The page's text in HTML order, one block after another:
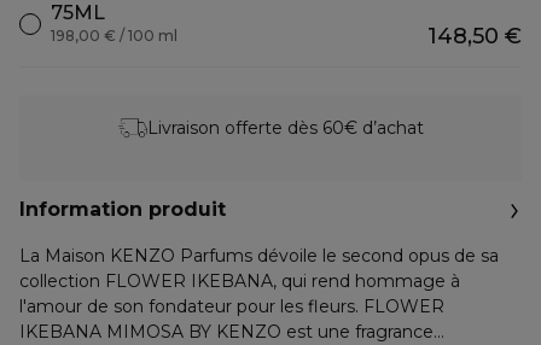
75ML
148,50 €
198,00 € / 100 ml
Livraison offerte dès 60€ d’achat
Information produit
La Maison KENZO Parfums dévoile le second opus de sa
collection FLOWER IKEBANA, qui rend hommage à
l'amour de son fondateur pour les fleurs. FLOWER
IKEBANA MIMOSA BY KENZO est une fragrance